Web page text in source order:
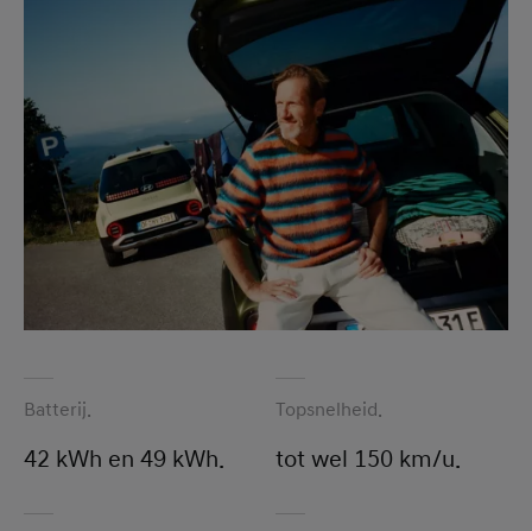
Batterij.
42 kWh en 49 kWh.
Topsnelheid.
tot wel 150 km/u.